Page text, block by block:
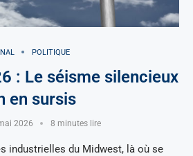
POLITIQUE
: Le séisme silencieux
en sursis
2026 8 minutes lire
industrielles du Midwest, là où se